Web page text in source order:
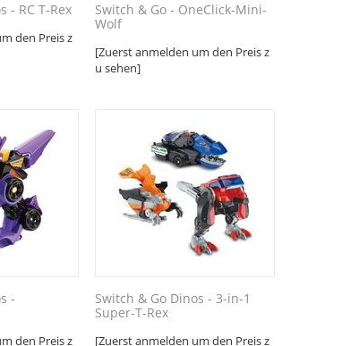
- RC T-Rex
den Preis z
Switch & Go - OneClick-Mini-
Wolf
[Zuerst anmelden um den Preis z
u sehen]
-
den Preis z
Switch & Go Dinos - 3-in-1
Super-T-Rex
[Zuerst anmelden um den Preis z